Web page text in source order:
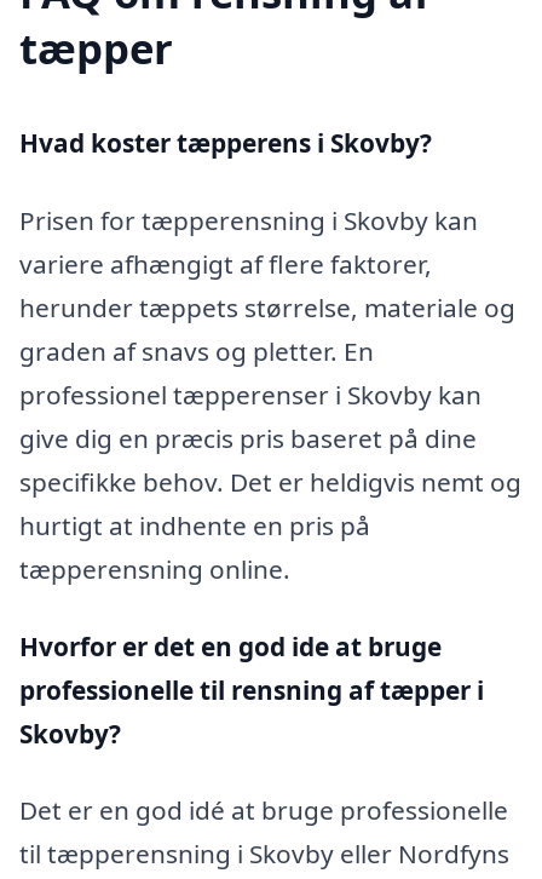
tæpper
Hvad koster tæpperens i Skovby?
Prisen for tæpperensning i Skovby kan
variere afhængigt af flere faktorer,
herunder tæppets størrelse, materiale og
graden af snavs og pletter. En
professionel tæpperenser i Skovby kan
give dig en præcis pris baseret på dine
specifikke behov. Det er heldigvis nemt og
hurtigt at indhente en pris på
tæpperensning online.
Hvorfor er det en god ide at bruge
professionelle til rensning af tæpper i
Skovby?
Det er en god idé at bruge professionelle
til tæpperensning i Skovby eller Nordfyns